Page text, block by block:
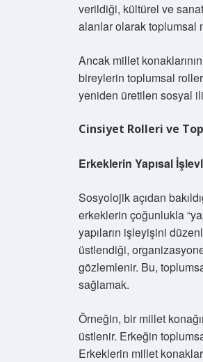
verildiği, kültürel ve
alanlar olarak toplumsal
Ancak millet
bireylerin toplumsal
yeniden üretilen sosyal
Cinsiyet Rolleri ve
Erkeklerin Yapısal
Sosyolojik açıdan
erkeklerin çoğunlukla
yapıların işleyişini
üstlendiği,
gözlemlenir. Bu,
sağlamak.
Örneğin, bir millet
üstlenir. Erkeğin
Erkeklerin millet